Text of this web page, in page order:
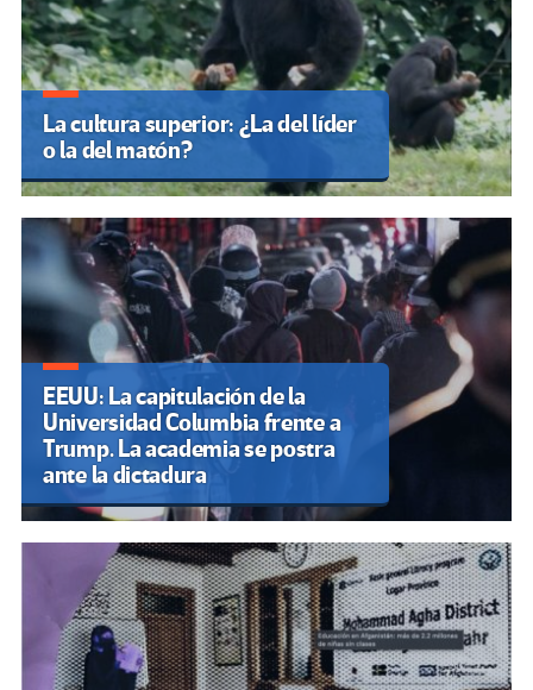
La cultura superior: ¿La del líder
o la del matón?
EEUU: La capitulación de la
Universidad Columbia frente a
Trump. La academia se postra
ante la dictadura